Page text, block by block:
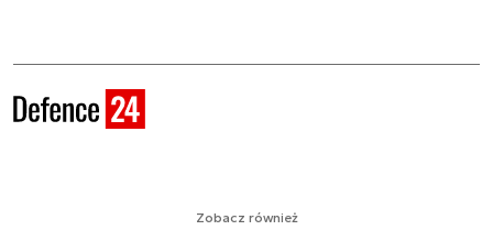
Zobacz również